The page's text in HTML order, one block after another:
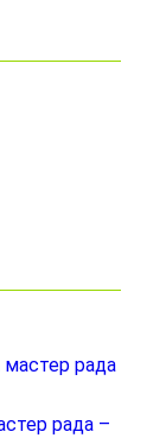
мастер рада
рада –